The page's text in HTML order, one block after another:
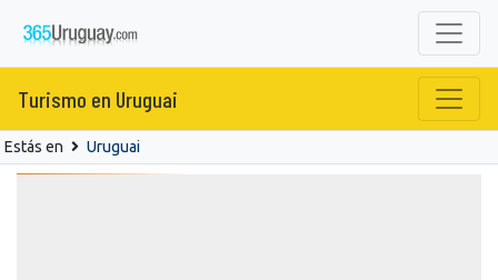
Turismo en Uruguai
Estás en Uruguai